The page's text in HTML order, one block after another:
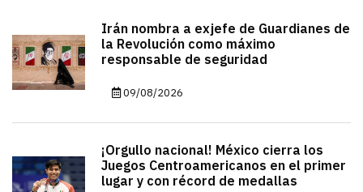
Irán nombra a exjefe de Guardianes de
la Revolución como máximo
responsable de seguridad
09/08/2026
¡Orgullo nacional! México cierra los
Juegos Centroamericanos en el primer
lugar y con récord de medallas